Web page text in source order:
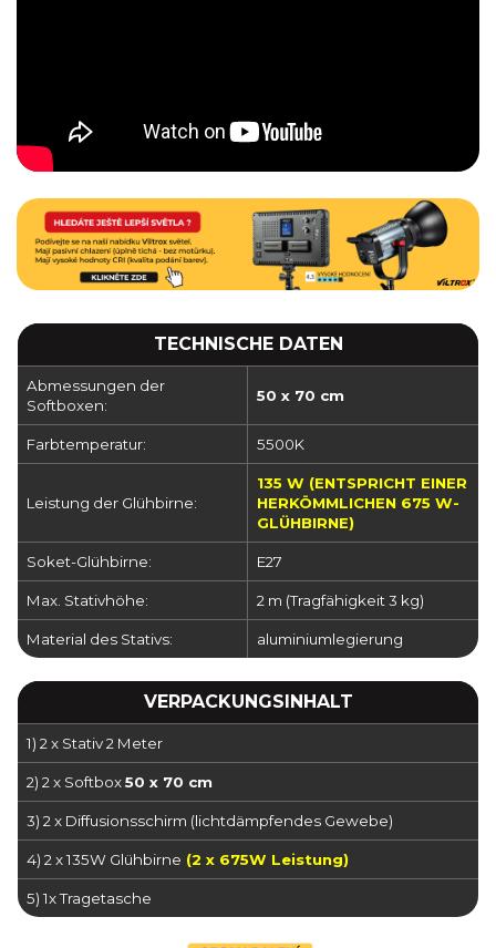
TECHNISCHE DATEN
Abmessungen der
Softboxen:
50 x 70 cm
Farbtemperatur: 5500K
Leistung der Glühbirne:
135 W (ENTSPRICHT EINER
HERKÖMMLICHEN 675 W-
GLÜHBIRNE)
Soket-Glühbirne: E27
Max. Stativhöhe: 2 m (Tragfähigkeit 3 kg)
Material des Stativs: aluminiumlegierung
VERPACKUNGSINHALT
1) 2 x Stativ 2 Meter
2) 2 x Softbox50 x 70 cm
3) 2 x Diffusionsschirm (lichtdämpfendes Gewebe)
4) 2 x 135W Glühbirne (2 x 675W Leistung)
5) 1x Tragetasche